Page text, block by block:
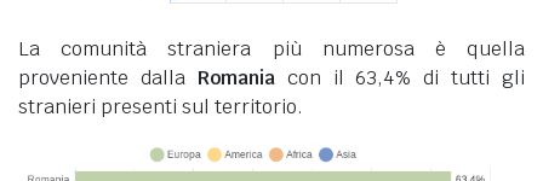
La comunità straniera più numerosa è quella
proveniente dalla Romaniacon il 63,4% di tutti gli
stranieri presenti sul territorio.